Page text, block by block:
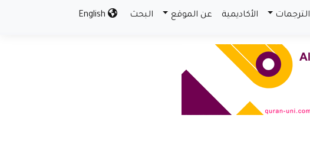
الترجمات الأكاديمية عن الموقع البحث